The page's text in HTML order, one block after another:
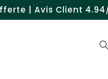
| Avis Client